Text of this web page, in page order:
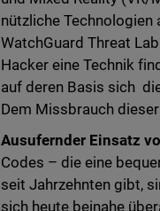
nützliche
WatchGuard Threat
Hacker eine Technik
auf deren Basis sich
Dem Missbrauch
Ausufernder Einsatz
Codes – die eine
seit Jahrzehnten gibt,
sich heute beinahe